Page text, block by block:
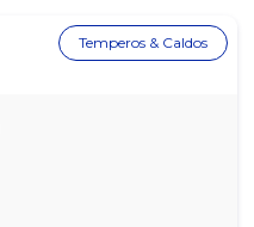
Temperos & Caldos